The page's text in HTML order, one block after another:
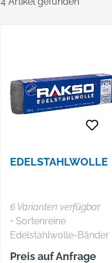
EDELSTAHLWOLLE
6 Varianten verfügbar
• Sortenreine
Edelstahlwolle-Bänder
• Werkstoff Nr. 1.4113
Preis auf Anfrage